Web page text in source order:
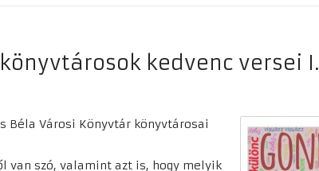
kedvenc versei I.
Béla Városi Könyvtár könyvtárosai
szó, valamint azt is, hogy melyik